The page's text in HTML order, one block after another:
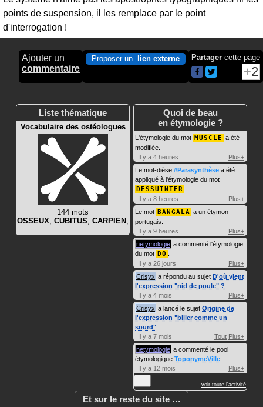
points de suspension, il les remplace par le point
d'interrogation !
Ajouter un
commentaire
Proposer un lien externe Partager cette page
2
Liste thématique
Vocabulaire des ostéologues
144 mots
OSSEUX CUBITUS CARPIEN
Quoi de beau
en étymologie ?
L'étymologie du mot MUSCLE a été
modifiée.
Il y a 4 heures
Plus+
Le mot-dièse #Parasynthèse a été
appliqué à l'étymologie du mot
DESSUINTER
Il y a 8 heures
Plus+
Le mot BANGALA a un étymon
portugais.
Il y a 9 heures
Plus+
netymologie a commenté l'étymologie
du mot DO
Il y a 26 jours
Plus+
Crisyx a répondu au sujet D'où vient
l'expression "nid de poule" ?
Il y a 4 mois
Plus+
Crisyx a lancé le sujet Origine de
l'expression "biller comme un
sourd"
Il y a 7 mois
Tout Plus+
netymologie a commenté le pool
étymologique ToponymeVille
Il y a 12 mois
Plus+
voir toute l'activité
Et sur le reste du site …